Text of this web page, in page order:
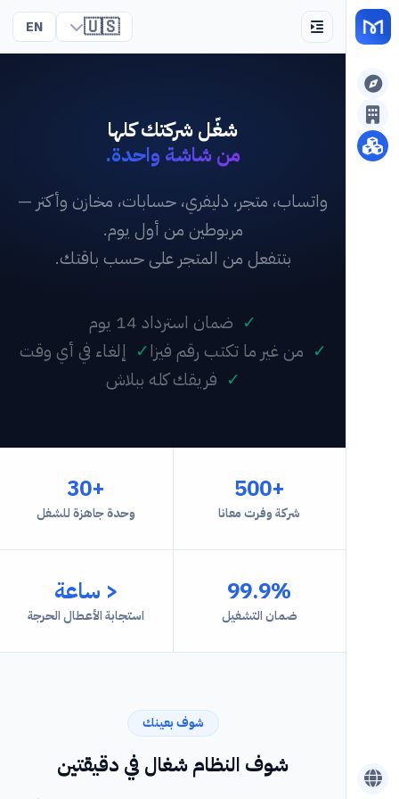
🇺🇸
EN
شغّل شركتك كلها
من شاشة واحدة.
واتساب، متجر، دليفري، حسابات، مخازن وأكتر —
مربوطين من أول يوم.
بتتفعل من المتجر على حسب باقتك.
✓ ضمان استرداد 14 يوم
✓ من غير ما تكتب رقم فيزا✓ إلغاء في أي وقت
✓ فريقك كله ببلاش
+500
شركة وفرت معانا
+30
وحدة جاهزة للشغل
99.9%
ضمان التشغيل
< ساعة
استجابة الأعطال الحرجة
شوف بعينك
شوف النظام شغال في دقيقتين